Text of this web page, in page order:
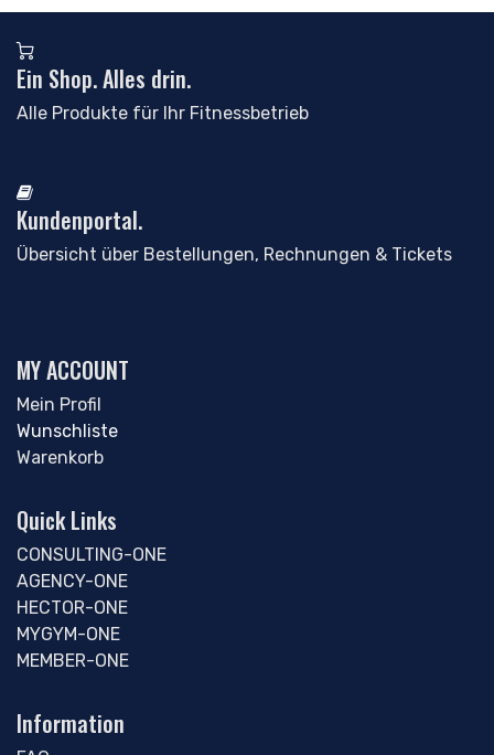
Ein Shop. Alles drin.
Alle Produkte für Ihr Fitnessbetrieb
Kundenportal.
Übersicht über Bestellungen, Rechnungen & Tickets
MY ACCOUNT
Mein Profil
Wunschliste
Warenkorb
Quick Links
CONSULTING-ONE
AGENCY-ONE
HECTOR-ONE
MYGYM-ONE
MEMBER-ONE
Information